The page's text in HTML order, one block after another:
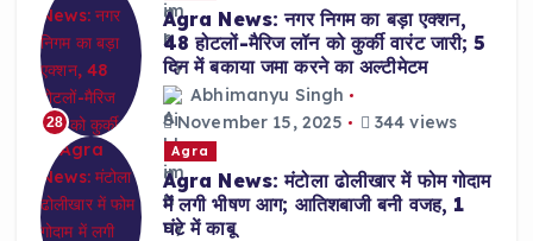
28
Agra News: नगर निगम का बड़ा एक्शन,
48 होटलों-मैरिज लॉन को कुर्की वारंट जारी; 5
दिन में बकाया जमा करने का अल्टीमेटम
Abhimanyu Singh
November 15, 2025
344 views
Agra
Agra News: मंटोला ढोलीखार में फोम गोदाम
में लगी भीषण आग; आतिशबाजी बनी वजह, 1
घंटे में काबू